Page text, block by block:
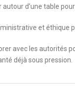
autour d’une table
et éthique
avec les autorités
déjà sous pression.